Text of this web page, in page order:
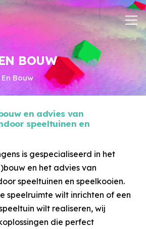
BOUW
Bouw
en advies van
speeltuinen en
is gespecialiseerd in het
en het advies van
speeltuinen en speelkooien.
speelruimte wilt inrichten of een
wilt realiseren, wij
die perfect